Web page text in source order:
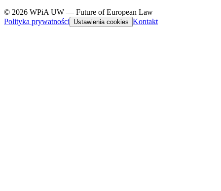
© 2026 WPiA UW — Future of European Law
Polityka prywatności
Ustawienia cookies Kontakt